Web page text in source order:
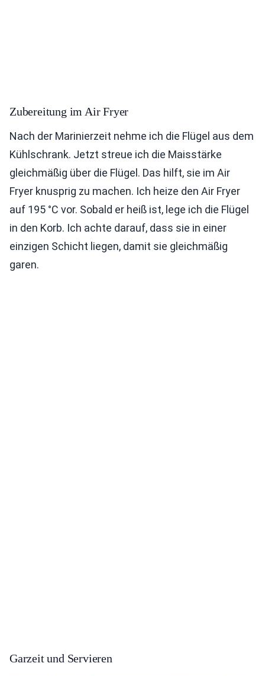
Zubereitung im Air Fryer
Nach der Marinierzeit nehme ich die Flügel aus dem
Kühlschrank. Jetzt streue ich die Maisstärke
gleichmäßig über die Flügel. Das hilft, sie im Air
Fryer knusprig zu machen. Ich heize den Air Fryer
auf 195 °C vor. Sobald er heiß ist, lege ich die Flügel
in den Korb. Ich achte darauf, dass sie in einer
einzigen Schicht liegen, damit sie gleichmäßig
garen.
Garzeit und Servieren